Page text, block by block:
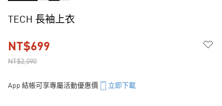
TECH 長袖上衣
NT$2,090
NT$699
App 結帳可享專屬活動優惠價 立即下載